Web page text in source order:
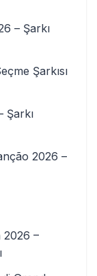
– Şarkı
Şarkısı
Şarkı
2026 –
2026 –